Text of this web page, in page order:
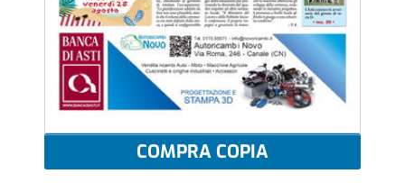
COMPRA COPIA